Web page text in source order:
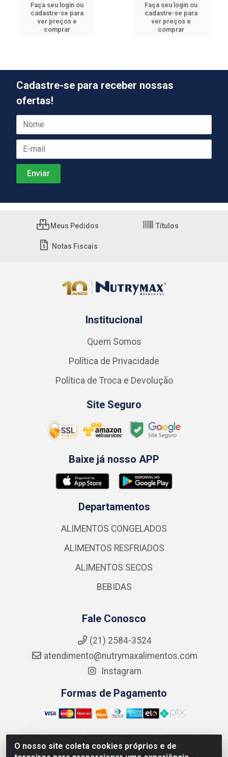
Faça seu login ou
cadastre-se para
ver preços e
comprar
Faça seu login ou
cadastre-se para
ver preços e
comprar
O nosso site coleta cookies próprios e de
Cadastre-se para receber nossas
ofertas!
Meus Pedidos Títulos
Notas Fiscais
Institucional
Quem Somos
Política de Privacidade
Política de Troca e Devolução
Site Seguro
Baixe já nosso APP
Departamentos
ALIMENTOS CONGELADOS
ALIMENTOS RESFRIADOS
ALIMENTOS SECOS
BEBIDAS
Fale Conosco
(21) 2584-3524
atendimento@nutrymaxalimentos.com
Instagram
Formas de Pagamento
NUTRY MAX COMÉRCIO DE PRODUTOS ALIMENTICIOS